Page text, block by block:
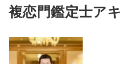
複恋門鑑定士ア